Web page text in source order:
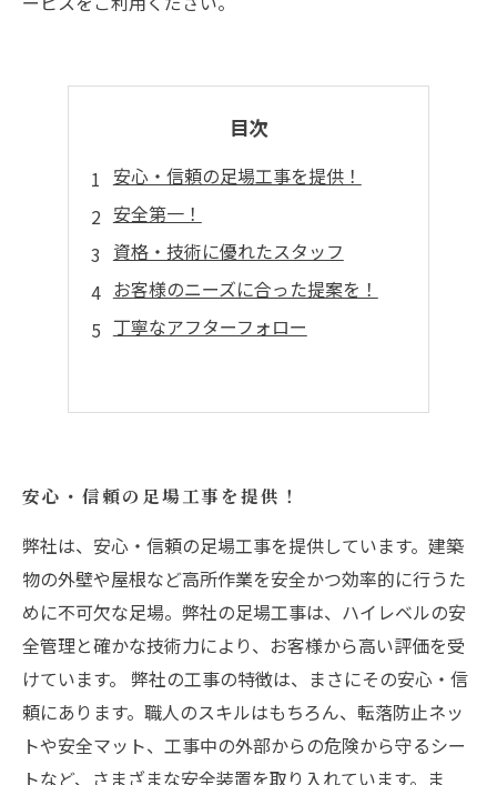
目次
安心・信頼の足場工事を提供！
安全第一！
資格・技術に優れたスタッフ
お客様のニーズに合った提案を！
丁寧なアフターフォロー
安心・信頼の足場工事を提供！
弊社は、安心・信頼の足場工事を提供しています。建築
物の外壁や屋根など高所作業を安全かつ効率的に行うた
めに不可欠な足場。弊社の足場工事は、ハイレベルの安
全管理と確かな技術力により、お客様から高い評価を受
けています。 弊社の工事の特徴は、まさにその安心・信
頼にあります。職人のスキルはもちろん、転落防止ネッ
トや安全マット、工事中の外部からの危険から守るシー
トなど、さまざまな安全装置を取り入れています。ま